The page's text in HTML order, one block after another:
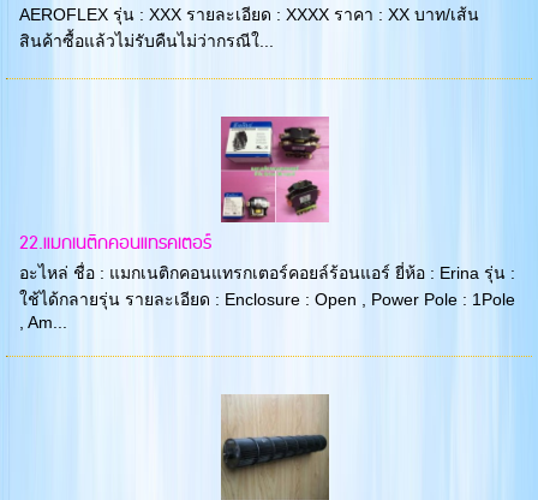
AEROFLEX รุ่น : XXX รายละเอียด : XXXX ราคา : XX บาท/เส้น
สินค้าซื้อแล้วไม่รับคืนไม่ว่ากรณีใ...
22.แมกเนติกคอนแทรคเตอร์
อะไหล่ ชื่อ : แมกเนติกคอนแทรกเตอร์คอยล์ร้อนแอร์ ยี่ห้อ : Erina รุ่น :
ใช้ได้กลายรุ่น รายละเอียด : Enclosure : Open , Power Pole : 1Pole
, Am...